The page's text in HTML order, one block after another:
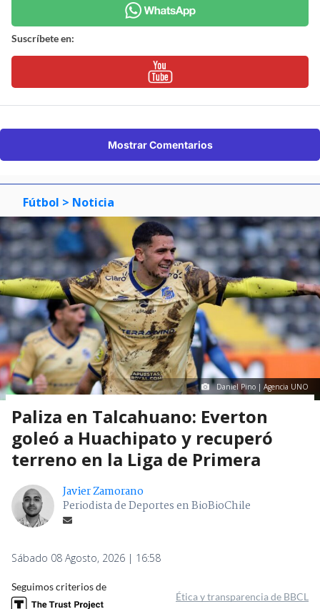
Suscríbete en:
Mostrar Comentarios
Fútbol > Noticia
Daniel Pino | Agencia UNO
Paliza en Talcahuano: Everton
goleó a Huachipato y recuperó
terreno en la Liga de Primera
Javier Zamorano
Periodista de Deportes en BioBioChile
Sábado 08 Agosto, 2026 | 16:58
Seguimos criterios de
Ética y transparencia de BBCL